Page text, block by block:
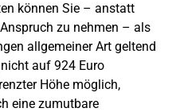
können Sie – anstatt
zu nehmen – als
allgemeiner Art geltend
auf 924 Euro
Höhe möglich,
eine zumutbare